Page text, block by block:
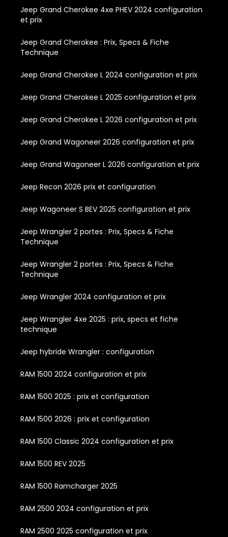
Jeep Grand Cherokee 4xe PHEV 2024 configuration
et prix
Jeep Grand Cherokee : Prix, Specs & Fiche
Technique
Jeep Grand Cherokee L 2024 configuration et prix
Jeep Grand Cherokee L 2025 configuration et prix
Jeep Grand Cherokee L 2026 configuration et prix
Jeep Grand Wagoneer 2026 configuration et prix
Jeep Grand Wagoneer L 2026 configuration et prix
Jeep Recon 2026 prix et configuration
Jeep Wagoneer S BEV 2025 configuration et prix
Jeep Wrangler 2 portes : Prix, Specs & Fiche
Technique
Jeep Wrangler 2 portes : Prix, Specs & Fiche
Technique
Jeep Wrangler 2024 configuration et prix
Jeep Wrangler 4xe 2025 : prix, specs et fiche
technique
Jeep hybride Wrangler : configuration
RAM 1500 2024 configuration et prix
RAM 1500 2025 : prix et configuration
RAM 1500 2026 : prix et configuration
RAM 1500 Classic 2024 configuration et prix
RAM 1500 REV 2025
RAM 1500 Ramcharger 2025
RAM 2500 2024 configuration et prix
RAM 2500 2025 configuration et prix